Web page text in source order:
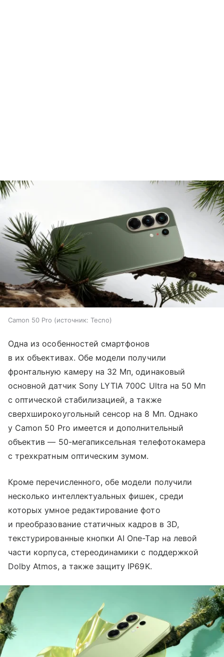
Camon 50 Pro источник: Tecno
Одна из особенностей смартфонов
в их объективах. Обе модели получили
фронтальную камеру на 32 Мп, одинаковый
основной датчик Sony LYTIA 700C Ultra на 50 Мп
с оптической стабилизацией, а также
сверхширокоугольный сенсор на 8 Мп. Однако
у Camon 50 Pro имеется и дополнительный
объектив — 50-мегапиксельная телефотокамера
с трехкратным оптическим зумом.
Кроме перечисленного, обе модели получили
несколько интеллектуальных фишек, среди
которых умное редактирование фото
и преобразование статичных кадров в 3D,
текстурированные кнопки AI One-Tap на левой
части корпуса, стереодинамики с поддержкой
Dolby Atmos, а также защиту IP69K.